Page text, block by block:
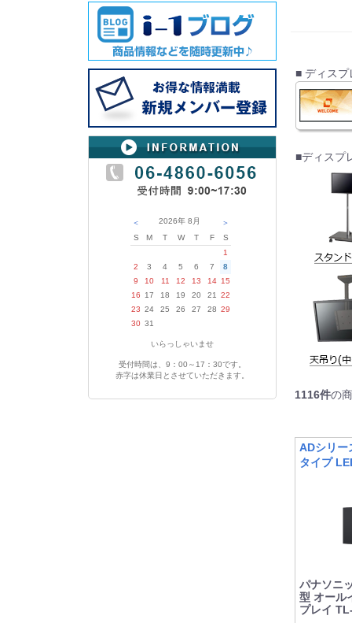
＜ 2026年 8月
＞
S
M T W T F
S
1
2
3 4 5 6 7
8
9
10 11 12 13 14 15
16
17 18 19 20 21
22
23 24 25 26 27 28 29
30 31
いらっしゃいませ
受付時間は、9：00～17：30です。
赤字は休業日とさせていただきます。
■ ディスプ
■ディスプ
1116件の
ADシリー
タイプ
パナソニ
型 オール
プレイ